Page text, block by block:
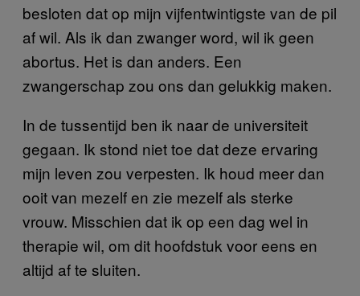
besloten dat op mijn vijfentwintigste van de pil
af wil. Als ik dan zwanger word, wil ik geen
abortus. Het is dan anders. Een
zwangerschap zou ons dan gelukkig maken.
In de tussentijd ben ik naar de universiteit
gegaan. Ik stond niet toe dat deze ervaring
mijn leven zou verpesten. Ik houd meer dan
ooit van mezelf en zie mezelf als sterke
vrouw. Misschien dat ik op een dag wel in
therapie wil, om dit hoofdstuk voor eens en
altijd af te sluiten.